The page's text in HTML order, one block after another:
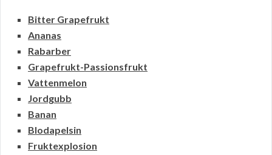
Bitter Grapefrukt
Ananas
Rabarber
Grapefrukt-Passionsfrukt
Vattenmelon
Jordgubb
Banan
Blodapelsin
Fruktexplosion